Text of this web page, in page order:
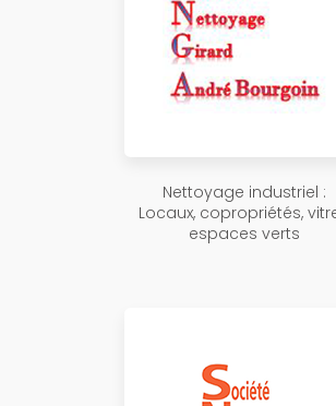
Nettoyage industriel :
Locaux, copropriétés,
espaces verts